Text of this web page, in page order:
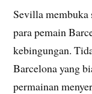
Sevilla membuka
para pemain
kebingungan.
Barcelona yang
permainan